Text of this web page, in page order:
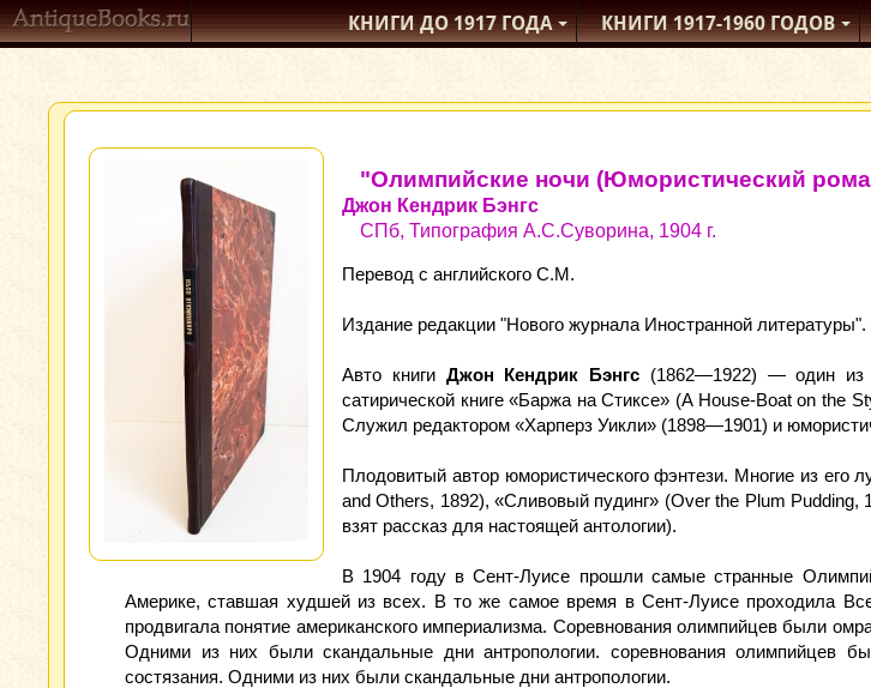
КНИГИ ДО 1917ГОДА КНИГИ1917-1960ГОДОВ
"Олимпийские ночи (Юмористический
Джон Кендрик Бэнгс
СПб, Типография А.С.Суворина, 1904 г.
Перевод с английского С.М.
Издание редакции "Нового журнала Иностранной
Авто книги Джон Кендрик Бэнгс (1862—1922) — один из
сатирической книге «Баржа на Стиксе» (A House-Boat on the
Служил редактором «Харперз Уикли» (1898—1901) и
Плодовитый автор юмористического фэнтези. Многие из его
and Others, 1892), «Сливовый пудинг» (Over the Plum
взят рассказ для настоящей антологии).
В 1904 году в Сент-Луисе прошли самые странные
Америке, ставшая худшей из всех. В то же самое время в Сент-Луисе проходила
продвигала понятие американского империализма. Соревнования олимпийцев были
Одними из них были скандальные дни антропологии. соревнования олимпийцев
состязания. Одними из них были скандальные дни антропологии.